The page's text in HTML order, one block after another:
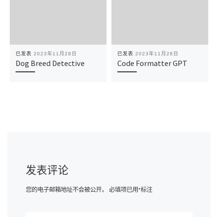
已发表 2023年11月28日
Dog Breed Detective
已发表 2023年11月28日
Code Formatter GPT
发表评论
您的电子邮箱地址不会被公开。 必填项已用*标注